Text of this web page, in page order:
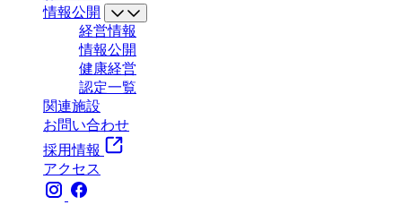
情報公開
経営情報
情報公開
健康経営
認定一覧
関連施設
お問い合わせ
採用情報
アクセス